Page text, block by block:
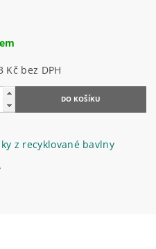
900,83 Kč bez DPH
z recyklované bavlny